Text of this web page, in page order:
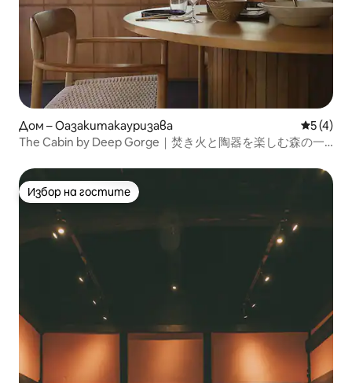
Дом – Оазакитакауризава Средна
5 (4)
The Cabin by Deep Gorge｜焚き火と陶器を楽しむ森の一
Избор на гостите
Избор на гостите